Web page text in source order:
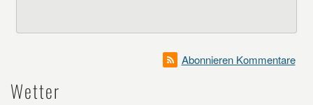
Abonnieren Kommentare
Wetter